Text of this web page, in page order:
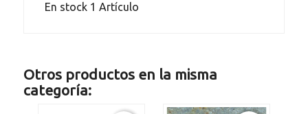
En stock 1 Artículo
Otros productos en la misma
categoría: